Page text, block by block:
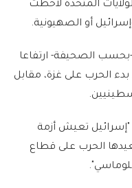
المتحدة لاحظت
أو الصهيونية.
الصحيفة- ارتفاعا
الحرب على غزة، مقابل
"إسرائيل تعيش أزمة
الحرب على قطاع